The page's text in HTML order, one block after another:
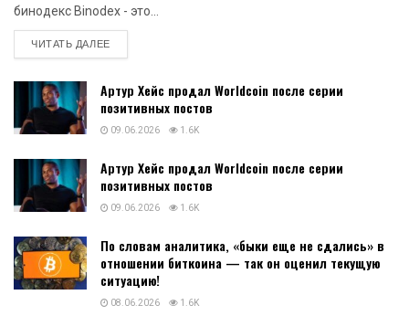
бинодекс Binodex - это...
ЧИТАТЬ ДАЛЕЕDETAILS
Артур Хейс продал Worldcoin после серии
позитивных постов
09.06.2026 1.6K
Артур Хейс продал Worldcoin после серии
позитивных постов
09.06.2026 1.6K
По словам аналитика, «быки еще не сдались» в
отношении биткоина — так он оценил текущую
ситуацию!
08.06.2026 1.6K